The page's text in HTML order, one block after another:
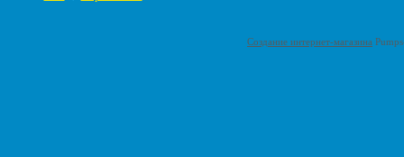
Создание интернет-магазина